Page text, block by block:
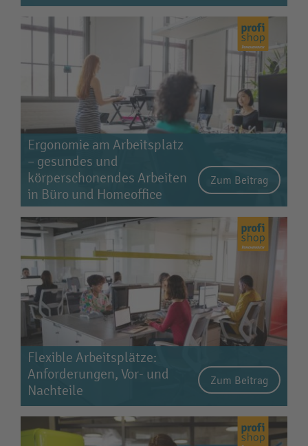
Ergonomie am Arbeitsplatz
– gesundes und
körperschonendes Arbeiten
in Büro und Homeoffice
Zum Beitrag
Flexible Arbeitsplätze:
Anforderungen, Vor- und
Nachteile
Zum Beitrag